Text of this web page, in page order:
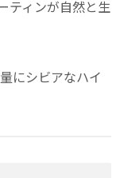
ティンが自然と生
にシビアなハイ